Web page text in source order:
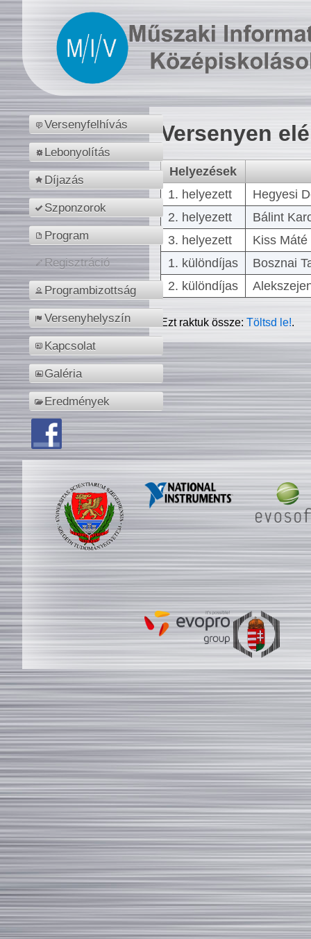
Versenyfelhívás
Lebonyolítás
Díjazás
Szponzorok
Program
Regisztráció
Programbizottság
Versenyhelyszín
Kapcsolat
Galéria
Eredmények
Versenyen
Helyezések
1. helyezett
Hegyesi
2. helyezett
Bálint
3. helyezett
Kiss
1. különdíjas
Bosznai
2. különdíjas
Ezt raktuk össze:Töltsd le!.